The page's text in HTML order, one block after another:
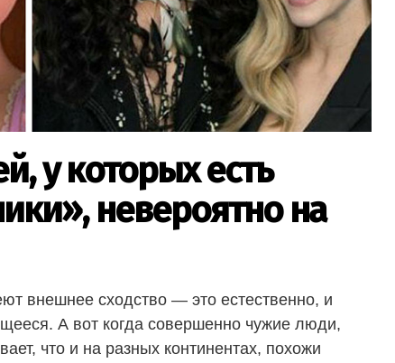
у которых есть
невероятно на
внешнее сходство — это естественно, и
А вот когда совершенно чужие люди,
что и на разных континентах, похожи